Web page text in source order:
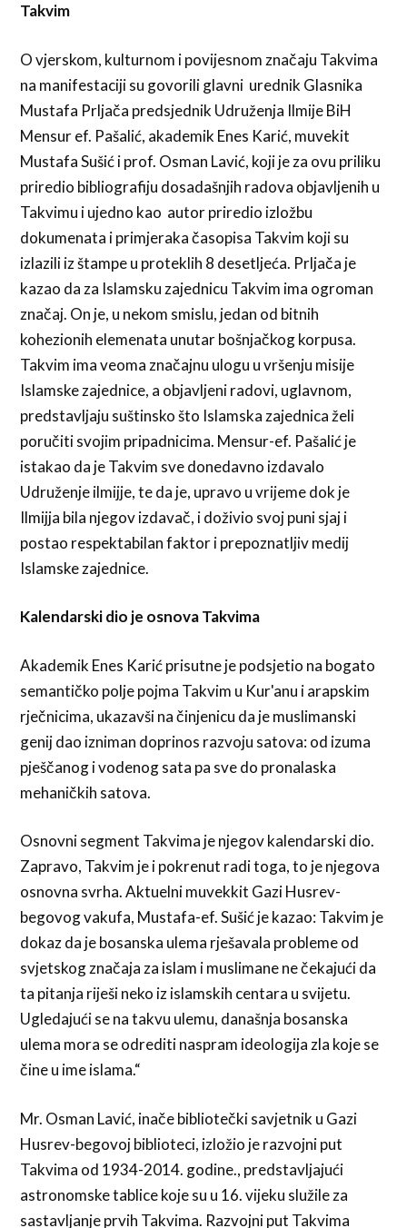
Takvim
O vjerskom, kulturnom i povijesnom značaju Takvima
na manifestaciji su govorili glavni urednik Glasnika
Mustafa Prljača predsjednik Udruženja Ilmije BiH
Mensur ef. Pašalić, akademik Enes Karić, muvekit
Mustafa Sušić i prof. Osman Lavić, koji je za ovu priliku
priredio bibliografiju dosadašnjih radova objavljenih u
Takvimu i ujedno kao autor priredio izložbu
dokumenata i primjeraka časopisa Takvim koji su
izlazili iz štampe u proteklih 8 desetljeća. Prljača je
kazao da za Islamsku zajednicu Takvim ima ogroman
značaj. On je, u nekom smislu, jedan od bitnih
kohezionih elemenata unutar bošnjačkog korpusa.
Takvim ima veoma značajnu ulogu u vršenju misije
Islamske zajednice, a objavljeni radovi, uglavnom,
predstavljaju suštinsko što Islamska zajednica želi
poručiti svojim pripadnicima. Mensur-ef. Pašalić je
istakao da je Takvim sve donedavno izdavalo
Udruženje ilmijje, te da je, upravo u vrijeme dok je
Ilmijja bila njegov izdavač, i doživio svoj puni sjaj i
postao respektabilan faktor i prepoznatljiv medij
Islamske zajednice.
Kalendarski dio je osnova Takvima
Akademik Enes Karić prisutne je podsjetio na bogato
semantičko polje pojma Takvim u Kur'anu i arapskim
rječnicima, ukazavši na činjenicu da je muslimanski
genij dao izniman doprinos razvoju satova: od izuma
pješčanog i vodenog sata pa sve do pronalaska
mehaničkih satova.
Osnovni segment Takvima je njegov kalendarski dio.
Zapravo, Takvim je i pokrenut radi toga, to je njegova
osnovna svrha. Aktuelni muvekkit Gazi Husrev-
begovog vakufa, Mustafa-ef. Sušić je kazao: Takvim je
dokaz da je bosanska ulema rješavala probleme od
svjetskog značaja za islam i muslimane ne čekajući da
ta pitanja riješi neko iz islamskih centara u svijetu.
Ugledajući se na takvu ulemu, današnja bosanska
ulema mora se odrediti naspram ideologija zla koje se
čine u ime islama.“
Mr. Osman Lavić, inače bibliotečki savjetnik u Gazi
Husrev-begovoj biblioteci, izložio je razvojni put
Takvima od 1934-2014. godine., predstavljajući
astronomske tablice koje su u 16. vijeku služile za
sastavljanje prvih Takvima. Razvojni put Takvima